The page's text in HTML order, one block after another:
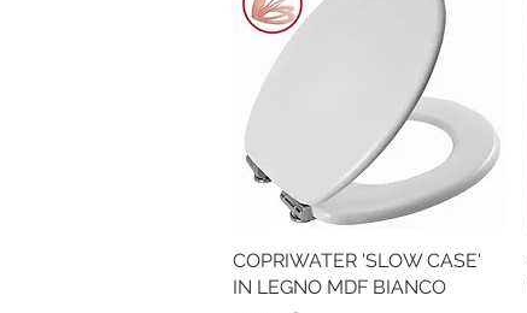
Vista rapida
COPRIWATER 'SLOW CASE'
IN LEGNO MDF BIANCO